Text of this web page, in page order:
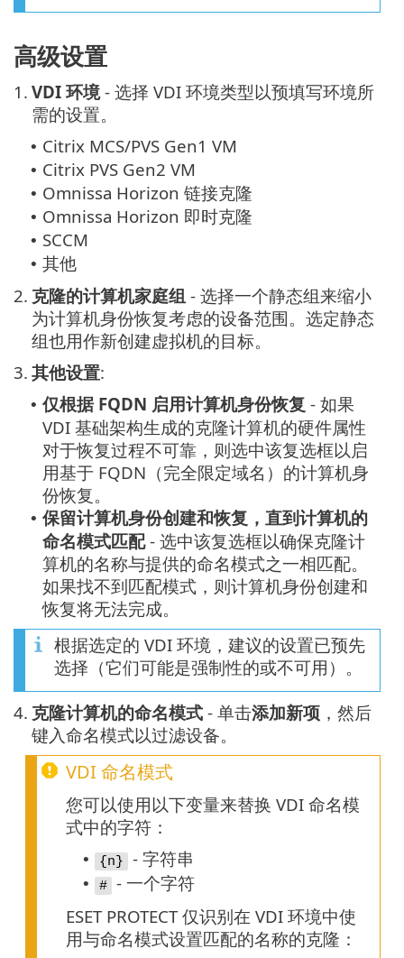
高级设置
1. VDI 环境- 选择 VDI 环境类型以预填写环境所
需的设置。
• Citrix MCS/PVS Gen1 VM
• Citrix PVS Gen2 VM
• Omnissa Horizon 链接克隆
• Omnissa Horizon 即时克隆
• SCCM
• 其他
2. 克隆的计算机家庭组 - 选择一个静态组来缩小
为计算机身份恢复考虑的设备范围。选定静态
组也用作新创建虚拟机的目标。
3. 其他设置:
• 仅根据 FQDN 启用计算机身份恢复 - 如果
VDI 基础架构生成的克隆计算机的硬件属性
对于恢复过程不可靠，则选中该复选框以启
用基于 FQDN（完全限定域名）的计算机身
份恢复。
• 保留计算机身份创建和恢复，直到计算机的
命名模式匹配- 选中该复选框以确保克隆计
算机的名称与提供的命名模式之一相匹配。
如果找不到匹配模式，则计算机身份创建和
恢复将无法完成。
根据选定的 VDI 环境，建议的设置已预先
选择（它们可能是强制性的或不可用）。
4. 克隆计算机的命名模式 - 单击添加新项 ，然后
键入命名模式以过滤设备。
VDI 命名模式
您可以使用以下变量来替换 VDI 命名模
式中的字符：
• {n} - 字符串
• #
- 一个字符
ESET PROTECT 仅识别在 VDI 环境中使
用与命名模式设置匹配的名称的克隆：